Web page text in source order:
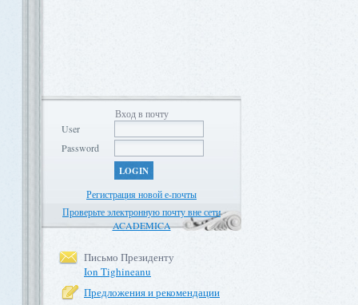
Вход в почту
User
Password
LOGIN
Регистрация новой е-почты
Проверьте электронную почту вне сети
ACADEMICA
Письмо Президенту
Ion Tighineanu
Предложения и рекомендации